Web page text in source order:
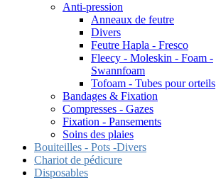
Anti-pression
Anneaux de feutre
Divers
Feutre Hapla - Fresco
Fleecy - Moleskin - Foam -
Swannfoam
Tofoam - Tubes pour orteils
Bandages & Fixation
Compresses - Gazes
Fixation - Pansements
Soins des plaies
Bouiteilles - Pots -Divers
Chariot de pédicure
Disposables